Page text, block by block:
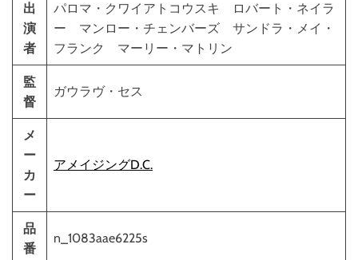
出
演
者
パロマ・クワイアトコウスキ ロバート・ネイラ
ー マンロー・チェンバーズ サンドラ・メイ・
フランク マーリー・マトリン
監
督
ガウラヴ・セス
メ
ー
カ
ー
アメイジングD.C.
品
番
n_1083aae6225s